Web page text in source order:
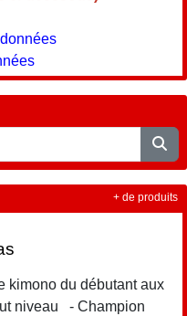
kimono du débutant aux
niveau - Champion
+ de produits